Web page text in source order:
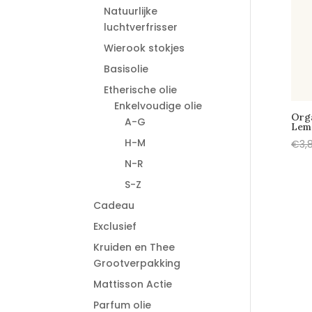
€
Natuurlijke
luchtverfrisser
Wierook stokjes
Basisolie
Etherische olie
Enkelvoudige olie
A-G
H-M
N-R
S-Z
Cadeau
Exclusief
Kruiden en Thee
Grootverpakking
Mattisson Actie
Parfum olie